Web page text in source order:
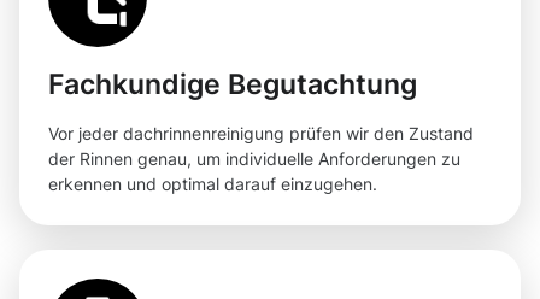
Fachkundige Begutachtung
Vor jeder dachrinnenreinigung prüfen wir den Zustand
der Rinnen genau, um individuelle Anforderungen zu
erkennen und optimal darauf einzugehen.